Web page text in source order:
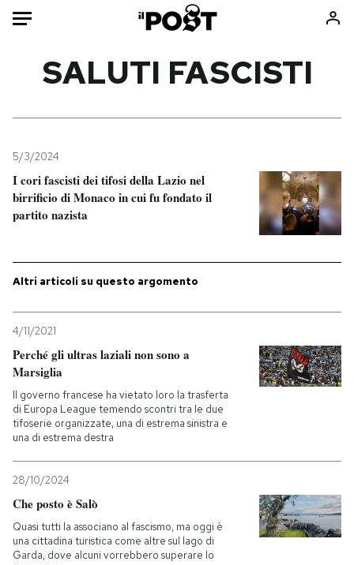
Mondo
Politica
Tecnologia
Internet
Sport
Consumismi
Storie/Idee
Ok Boomer!
Mondiali calcio 2026
NEWSLETTER
I MIEI PREFERITI
SHOP
SALUTI FASCISTI
5/3/2024
I cori fascisti dei tifosi della Lazio nel
birrificio di Monaco in cui fu fondato il
partito nazista
Altri articoli su questo argomento
4/11/2021
Perché gli ultras laziali non sono a
Marsiglia
Il governo francese ha vietato loro la trasferta
di Europa League temendo scontri tra le due
tifoserie organizzate, una di estrema sinistra e
una di estrema destra
28/10/2024
Che posto è Salò
Quasi tutti la associano al fascismo, ma oggi è
una cittadina turistica come altre sul lago di
Garda, dove alcuni vorrebbero superare lo